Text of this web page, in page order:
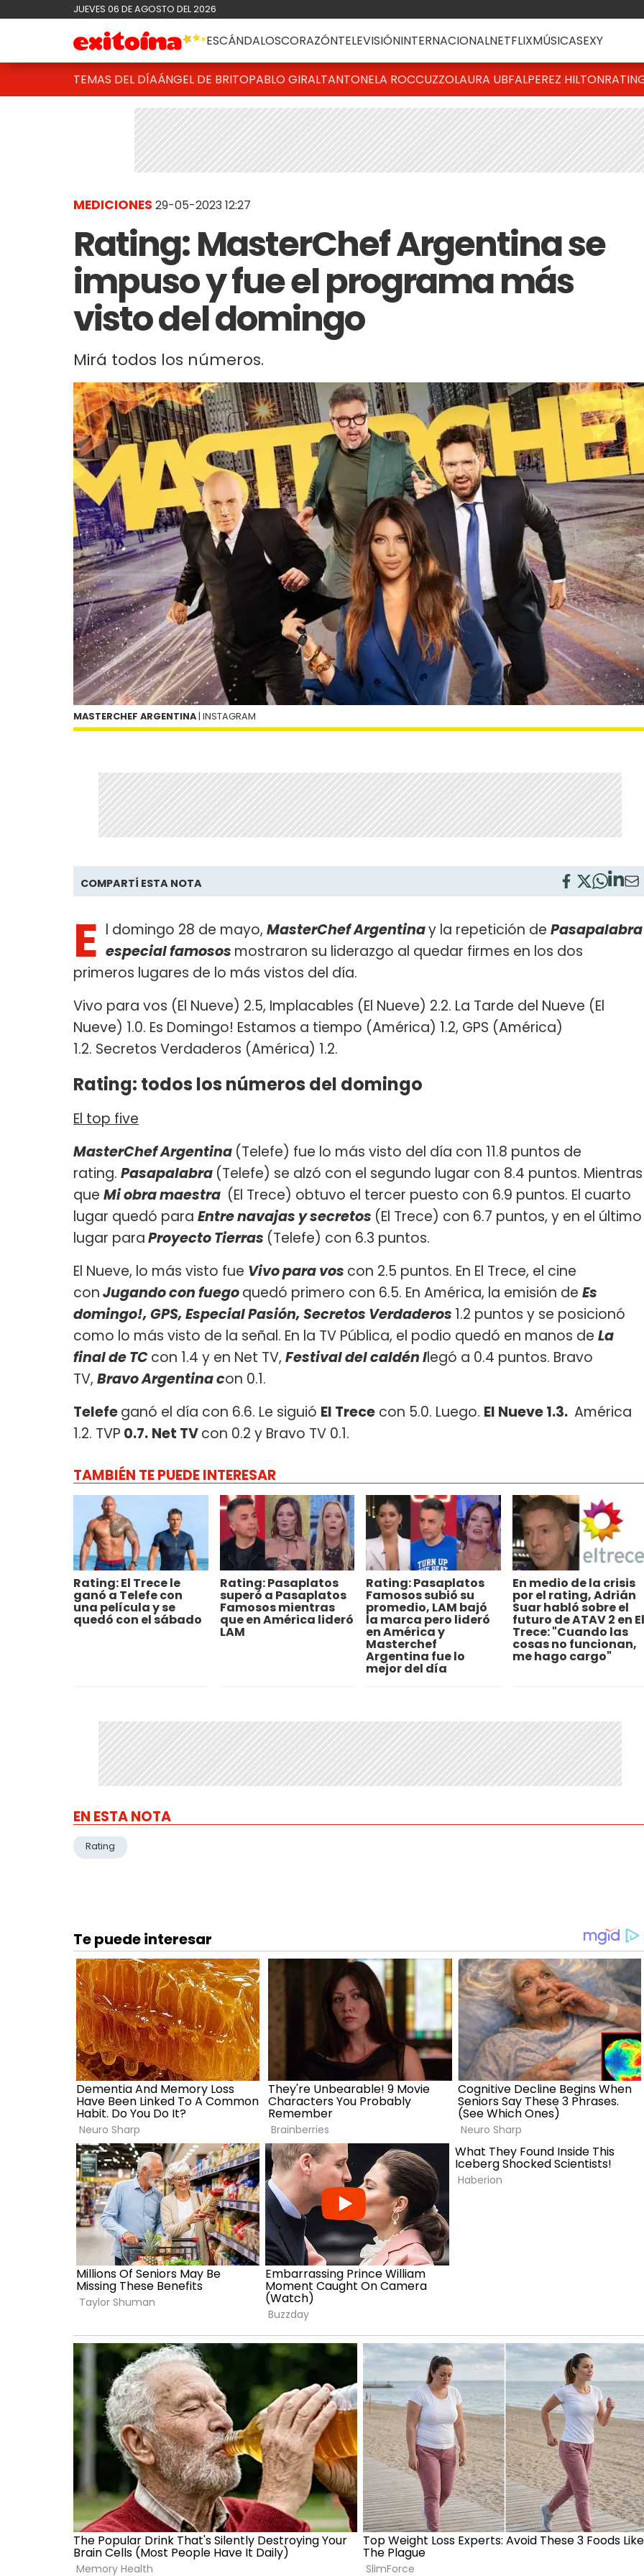
JUEVES 06 DE AGOSTO DEL 2026
ESCÁNDALOSCORAZÓNTELEVISIÓNINTERNACIONALNETFLIXMÚSICASEXY
TEMAS DEL DÍAÁNGEL DE BRITOPABLO GIRALTANTONELA ROCCUZZOLAURA UBFALPEREZ HILTON
MEDICIONES 29-05-2023 12:27
Rating: MasterChef Argentina se
impuso y fue el programa más
visto del domingo
Mirá todos los números.
MASTERCHEF ARGENTINA | INSTAGRAM
COMPARTÍ ESTA NOTA
E l domingo 28 de mayo, MasterChef Argentinay la repetición de Pasapalabra
especial famosos mostraron su liderazgo al quedar firmes en los dos
primeros lugares de lo más vistos del día.
Vivo para vos (El Nueve) 2.5, Implacables (El Nueve) 2.2. La Tarde del Nueve (El
Nueve) 1.0. Es Domingo! Estamos a tiempo (América) 1.2, GPS (América)
1.2. Secretos Verdaderos (América) 1.2.
Rating: todos los números del domingo
El top five
MasterChef Argentina (Telefe) fue lo más visto del día con 11.8 puntos de
rating. Pasapalabra (Telefe) se alzó con el segundo lugar con 8.4 puntos. Mientras
que Mi obra maestra (El Trece) obtuvo el tercer puesto con 6.9 puntos. El cuarto
lugar quedó para Entre navajas y secretos (El Trece) con 6.7 puntos, y en el último
lugar paraProyecto Tierras (Telefe) con 6.3 puntos.
El Nueve, lo más visto fue Vivo para vos con 2.5 puntos. En El Trece, el cine
conJugando con fuegoquedó primero con 6.5. En América, la emisión de Es
domingo!, GPS, Especial Pasión, Secretos Verdaderos 1.2 puntos y se posicionó
como lo más visto de la señal. En la TV Pública, el podio quedó en manos de La
final de TCcon 1.4 y en Net TV, Festival del caldén llegó a 0.4 puntos. Bravo
TV, Bravo Argentina con 0.1.
Telefeganó el día con 6.6. Le siguió El Trece con 5.0. Luego. El Nueve 1.3. América
1.2. TVP 0.7. Net TVcon 0.2 y Bravo TV 0.1.
TAMBIÉN TE PUEDE INTERESAR
Rating: El Trece le
ganó a Telefe con
una película y se
quedó con el sábado
Rating: Pasaplatos
superó a Pasaplatos
Famosos mientras
que en América lideró
LAM
Rating: Pasaplatos
Famosos subió su
promedio, LAM bajó
la marca pero lideró
en América y
Masterchef
Argentina fue lo
mejor del día
En medio de la crisis
por el rating, Adrián
Suar habló sobre el
futuro de ATAV 2 en El
Trece: "Cuando las
cosas no funcionan,
me hago cargo"
EN ESTA NOTA
Rating